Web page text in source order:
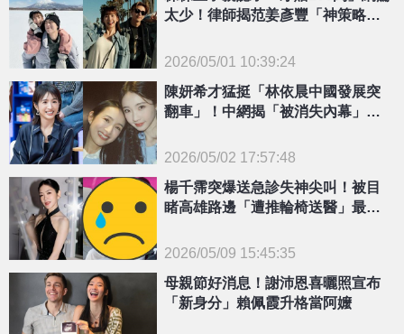
{PLAYICON}
太少！律師揭范姜彥豐「神策略」
2026/05/01 10:39:24
{PLAYICON}
陳妍希才猛挺「林依晨中國發展突
翻車」！中網揭「被消失內幕」炸
2026/05/02 17:57:48
{PLAYICON}
楊千霈突爆送急診失神尖叫！被目
睹高雄路邊「遭推輪椅送醫」最新
2026/05/09 15:45:35
母親節好消息！謝沛恩喜曬照宣布
「新身分」賴佩霞升格當阿嬤